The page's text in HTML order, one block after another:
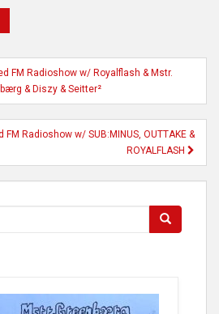
FM Radioshow w/ Royalflash & Mstr.
& Diszy & Seitter²
Radioshow w/ SUB:MINUS, OUTTAKE &
ROYALFLASH